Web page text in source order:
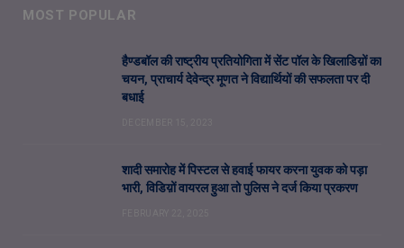
MOST POPULAR
हैण्डबॉल की राष्ट्रीय प्रतियोगिता में सेंट पॉल के खिलाडिय़ों का
चयन, प्राचार्य देवेन्द्र मूणत ने विद्यार्थियों की सफलता पर दी
बधाई
शादी समारोह में पिस्टल से हवाई फायर करना युवक को पड़ा
भारी, विडिय़ों वायरल हुआ तो पुलिस ने दर्ज किया प्रकरण